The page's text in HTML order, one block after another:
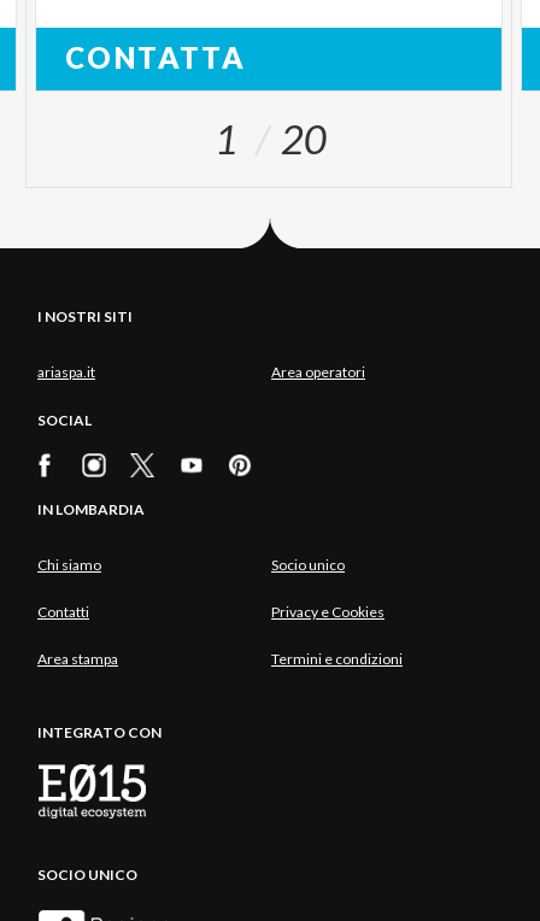
CONTATTA
1 20
I NOSTRI SITI
ariaspa.it Area operatori
SOCIAL
IN LOMBARDIA
Chi siamo Socio unico
Contatti Privacy e Cookies
Area stampa Termini e condizioni
INTEGRATO CON
SOCIO UNICO